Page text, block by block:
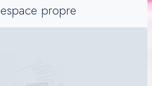
espace propre